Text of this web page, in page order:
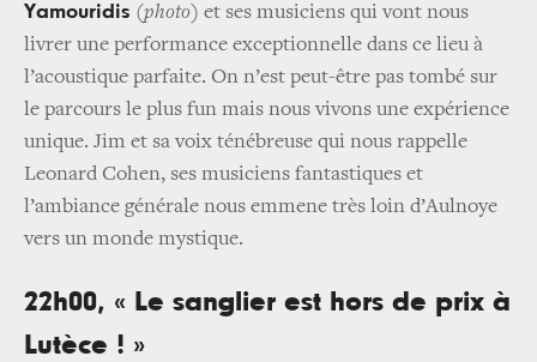
Yamouridis (photo) et ses musiciens qui vont nous
livrer une performance exceptionnelle dans ce lieu à
l’acoustique parfaite. On n’est peut-être pas tombé sur
le parcours le plus fun mais nous vivons une expérience
unique. Jim et sa voix ténébreuse qui nous rappelle
Leonard Cohen, ses musiciens fantastiques et
l’ambiance générale nous emmene très loin d’Aulnoye
vers un monde mystique.
22h00, « Le sanglier est hors de prix à
Lutèce ! »